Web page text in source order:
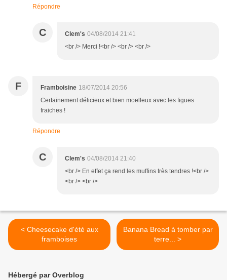
Répondre
C Clem's 04/08/2014 21:41
<br /> Merci !<br /> <br /> <br />
F Framboisine 18/07/2014 20:56
Certainement délicieux et bien moelleux avec les figues
fraiches !
Répondre
C Clem's 04/08/2014 21:40
<br /> En effet ça rend les muffins très tendres !<br />
<br /> <br />
< Cheesecake d'été aux
framboises
Banana Bread à tomber par
terre... >
Hébergé par Overblog